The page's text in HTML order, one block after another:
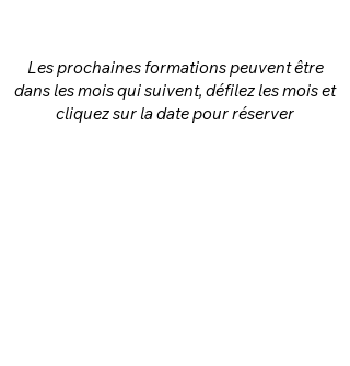
Les prochaines formations peuvent être
dans les mois qui suivent, défilez les mois et
cliquez sur la date pour réserver